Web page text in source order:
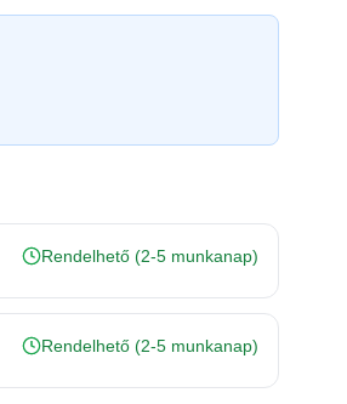
Rendelhető (2-5 munkanap)
Rendelhető (2-5 munkanap)